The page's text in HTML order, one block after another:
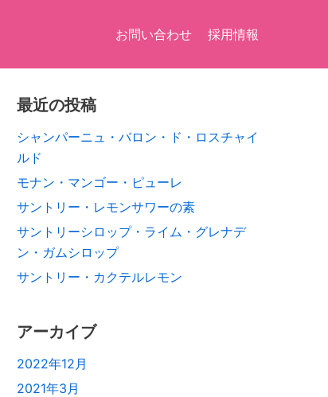
お問い合わせ 採用情報
最近の投稿
シャンパーニュ・バロン・ド・ロスチャイ
ルド
モナン・マンゴー・ピューレ
サントリー・レモンサワーの素
サントリーシロップ・ライム・グレナデ
ン・ガムシロップ
サントリー・カクテルレモン
アーカイブ
2022年12月
2021年3月